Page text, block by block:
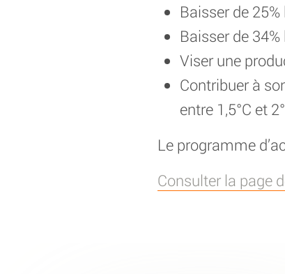
Baisser de
Baisser de
Viser une
Contribuer à
entre 1,5°C et
Le programme
Consulter la page